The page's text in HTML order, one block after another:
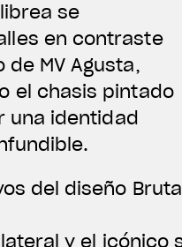
se
en contraste
MV Agusta,
el chasis pintado
una identidad
del diseño
y el icónico